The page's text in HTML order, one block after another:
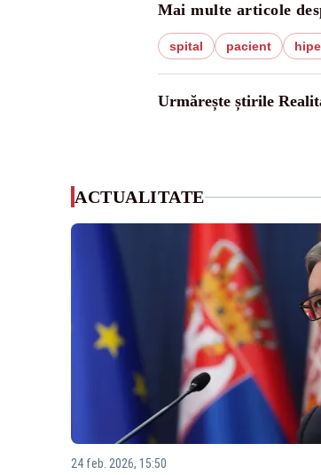
Mai multe articole
spital pacient
Urmărește știrile
ACTUALITATE
24 feb. 2026, 15:50